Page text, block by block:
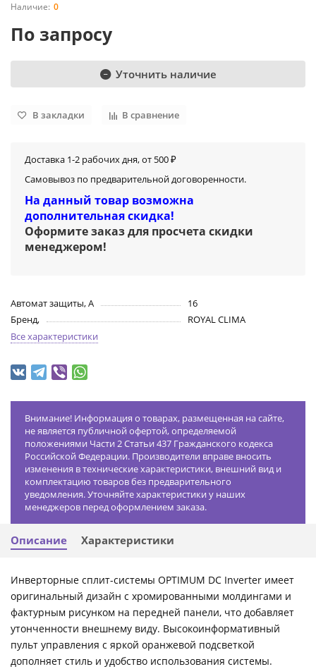
0
По запросу
Уточнить наличие
В закладки В сравнение
Доставка 1-2 рабочих дня, от 500 ₽
Самовывоз по предварительной договоренности.
На данный товар возможна
дополнительная скидка!
Оформите заказ для просчета скидки
менеджером!
Автомат защиты, А
16
Бренд,
ROYAL CLIMA
Все характеристики
Внимание! Информация о товарах, размещенная на сайте,
не является публичной офертой, определяемой
положениями Части 2 Статьи 437 Гражданского кодекса
Российской Федерации. Производители вправе вносить
изменения в технические характеристики, внешний вид и
комплектацию товаров без предварительного
уведомления. Уточняйте характеристики у наших
менеджеров перед оформлением заказа.
Описание Характеристики
Инверторные сплит-системы OPTIMUM DC Inverter имеет
оригинальный дизайн с хромированными молдингами и
фактурным рисунком на передней панели, что добавляет
утонченности внешнему виду. Высокоинформативный
пульт управления с яркой оранжевой подсветкой
дополняет стиль и удобство использования системы.